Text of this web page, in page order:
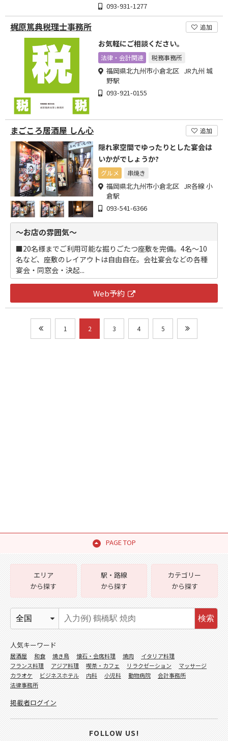
093-931-1277
梶原篤典税理士事務所 追加
お気軽にご相談ください。
法律・会計関連 税務事務所
福岡県北九州市小倉北区 JR九州 城
野駅
093-921-0155
まごころ居酒屋 しん心 追加
隠れ家空間でゆったりとした宴会は
いかがでしょうか?
グルメ 串焼き
福岡県北九州市小倉北区 JR各線 小
倉駅
093-541-6366
～お店の雰囲気～
■20名様までご利用可能な掘りごたつ座敷を完備。4名～10
名など、座敷のレイアウトは自由自在。会社宴会などの各種
宴会・同窓会・決起...
Web予約
1 2 3 4 5
PAGE TOP
エリア
から探す
駅・路線
から探す
カテゴリー
から探す
検索
人気キーワード
居酒屋 和食 焼き鳥 懐石・会席料理 焼肉
イタリア料理
フランス料理
アジア料理 喫茶・カフェ リラクゼーション
マッサージ
カラオケ
ビジネスホテル 内科 小児科 動物病院
会計事務所
法律事務所
掲載者ログイン
FOLLOW US!